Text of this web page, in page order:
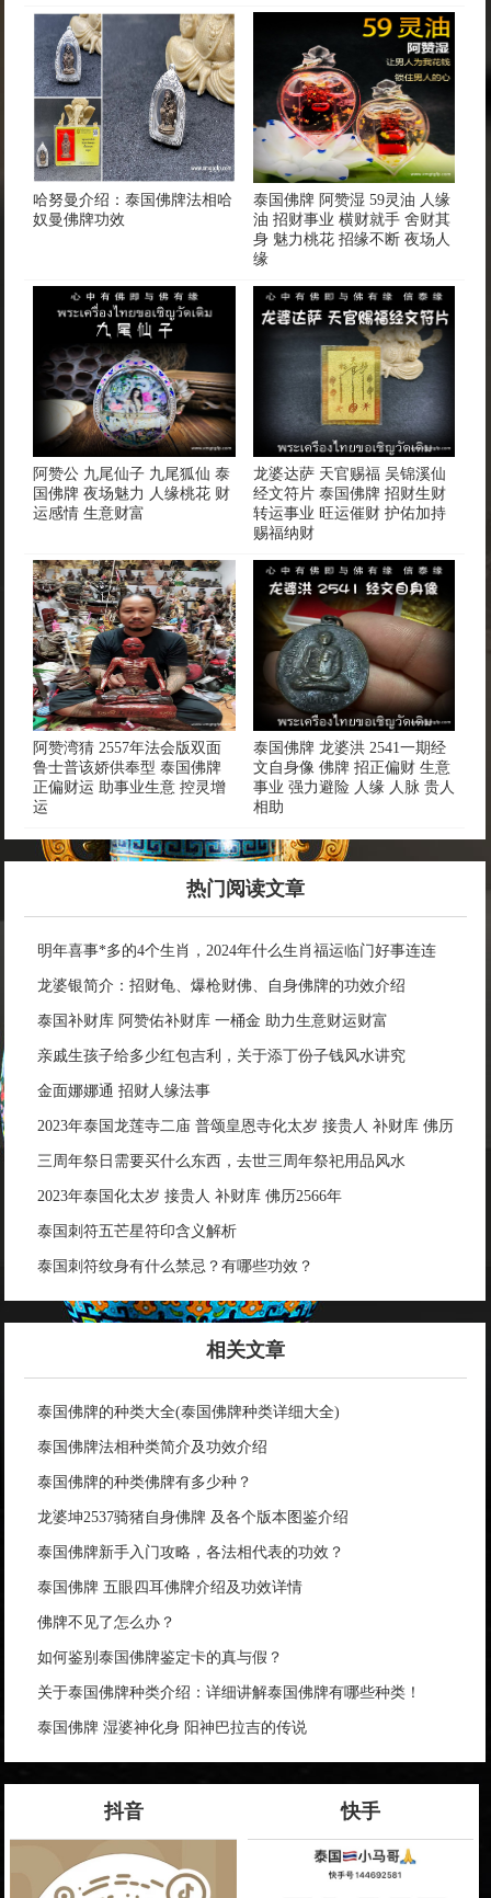
哈努曼介绍：泰国佛牌法相哈
奴曼佛牌功效
泰国佛牌 阿赞湿 59灵油 人缘
油 招财事业 横财就手 舍财其
身 魅力桃花 招缘不断 夜场人
缘
阿赞公 九尾仙子 九尾狐仙 泰
国佛牌 夜场魅力 人缘桃花 财
运感情 生意财富
龙婆达萨 天官赐福 吴锦溪仙
经文符片 泰国佛牌 招财生财
转运事业 旺运催财 护佑加持
赐福纳财
阿赞湾猜 2557年法会版双面
鲁士普该娇供奉型 泰国佛牌
正偏财运 助事业生意 控灵增
运
泰国佛牌 龙婆洪 2541一期经
文自身像 佛牌 招正偏财 生意
事业 强力避险 人缘 人脉 贵人
相助
热门阅读文章
明年喜事*多的4个生肖，2024年什么生肖福运临门好事连连
龙婆银简介：招财龟、爆枪财佛、自身佛牌的功效介绍
泰国补财库 阿赞佑补财库 一桶金 助力生意财运财富
亲戚生孩子给多少红包吉利，关于添丁份子钱风水讲究
金面娜娜通 招财人缘法事
2023年泰国龙莲寺二庙 普颂皇恩寺化太岁 接贵人 补财库 佛历
2566年
三周年祭日需要买什么东西，去世三周年祭祀用品风水
2023年泰国化太岁 接贵人 补财库 佛历2566年
泰国刺符五芒星符印含义解析
泰国刺符纹身有什么禁忌？有哪些功效？
相关文章
泰国佛牌的种类大全(泰国佛牌种类详细大全)
泰国佛牌法相种类简介及功效介绍
泰国佛牌的种类佛牌有多少种？
龙婆坤2537骑猪自身佛牌 及各个版本图鉴介绍
泰国佛牌新手入门攻略，各法相代表的功效？
泰国佛牌 五眼四耳佛牌介绍及功效详情
佛牌不见了怎么办？
如何鉴别泰国佛牌鉴定卡的真与假？
关于泰国佛牌种类介绍：详细讲解泰国佛牌有哪些种类！
泰国佛牌 湿婆神化身 阳神巴拉吉的传说
抖音 快手